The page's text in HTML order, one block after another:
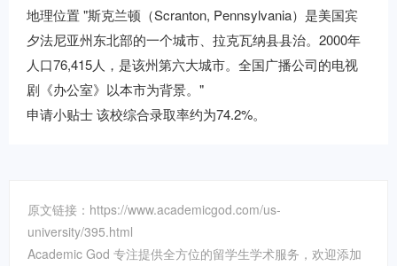
地理位置 "斯克兰顿（Scranton, Pennsylvania）是美国宾
夕法尼亚州东北部的一个城市、拉克瓦纳县县治。2000年
人口76,415人，是该州第六大城市。全国广播公司的电视
剧《办公室》以本市为背景。"
申请小贴士 该校综合录取率约为74.2%。
原文链接：https://www.academicgod.com/us-
university/395.html
Academic God 专注提供全方位的留学生学术服务，欢迎添加